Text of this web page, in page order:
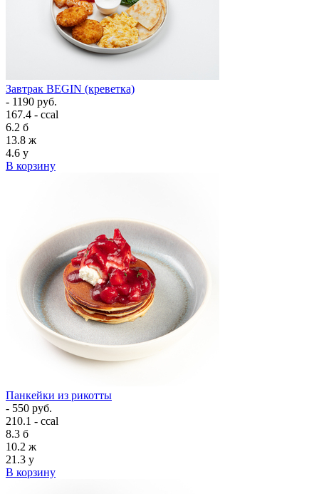
Завтрак BEGIN (креветка)
- 1190 руб.
167.4 - ccal
6.2 б
13.8 ж
4.6 у
В корзину
Панкейки из рикотты
- 550 руб.
210.1 - ccal
8.3 б
10.2 ж
21.3 у
В корзину